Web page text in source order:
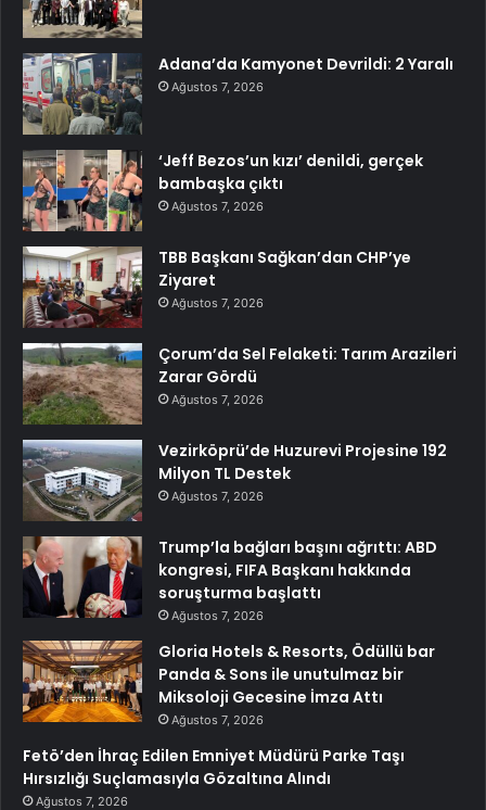
Adana’da Kamyonet Devrildi: 2 Yaralı
Ağustos 7, 2026
‘Jeff Bezos’un kızı’ denildi, gerçek
bambaşka çıktı
Ağustos 7, 2026
TBB Başkanı Sağkan’dan CHP’ye
Ziyaret
Ağustos 7, 2026
Çorum’da Sel Felaketi: Tarım Arazileri
Zarar Gördü
Ağustos 7, 2026
Vezirköprü’de Huzurevi Projesine 192
Milyon TL Destek
Ağustos 7, 2026
Trump’la bağları başını ağrıttı: ABD
kongresi, FIFA Başkanı hakkında
soruşturma başlattı
Ağustos 7, 2026
Gloria Hotels & Resorts, Ödüllü bar
Panda & Sons ile unutulmaz bir
Miksoloji Gecesine İmza Attı
Ağustos 7, 2026
Fetö’den İhraç Edilen Emniyet Müdürü Parke Taşı
Hırsızlığı Suçlamasıyla Gözaltına Alındı
Ağustos 7, 2026